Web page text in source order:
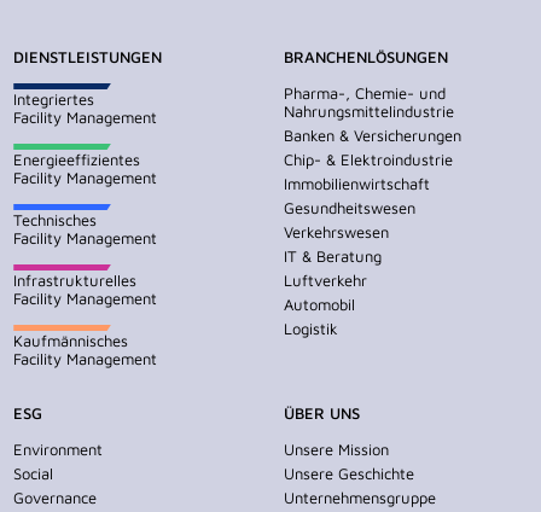
DIENSTLEISTUNGEN
Integriertes
Facility Management
Energieeffizientes
Facility Management
Technisches
Facility Management
Infrastrukturelles
Facility Management
Kaufmännisches
Facility Management
BRANCHENLÖSUNGEN
Pharma-, Chemie- und
Nahrungsmittelindustrie
Banken & Versicherungen
Chip- & Elektroindustrie
Immobilienwirtschaft
Gesundheitswesen
Verkehrswesen
IT & Beratung
Luftverkehr
Automobil
Logistik
ESG
Environment
Social
Governance
ÜBER UNS
Unsere Mission
Unsere Geschichte
Unternehmensgruppe